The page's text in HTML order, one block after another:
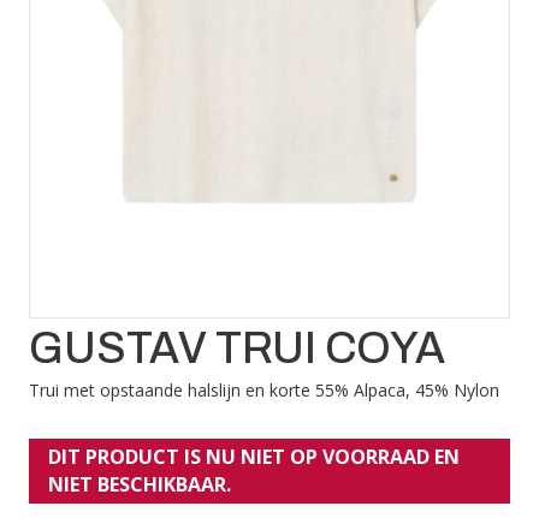
GUSTAV TRUI COYA
Trui met opstaande halslijn en korte 55% Alpaca, 45% Nylon
DIT PRODUCT IS NU NIET OP VOORRAAD EN
NIET BESCHIKBAAR.